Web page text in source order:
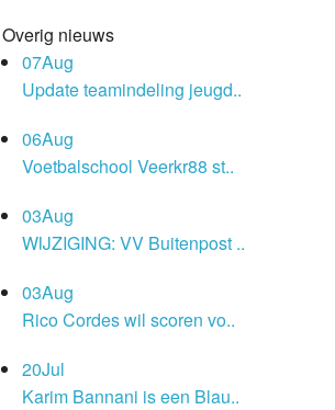
Overig nieuws
07Aug
Update teamindeling jeugd..
06Aug
Voetbalschool Veerkr88 st..
03Aug
WIJZIGING: VV Buitenpost ..
03Aug
Rico Cordes wil scoren vo..
20Jul
Karim Bannani is een Blau..